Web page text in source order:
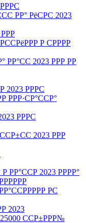
РР° РёСРС 2023
РРР
Р СРРРР
РР°СС 2023 РРР РР
2023 РРРС
РРР·СР°ССР°
РРРС
2023 РРР
РР°ССР 2023 РРРР°
РС
2023
ССР±РРР№